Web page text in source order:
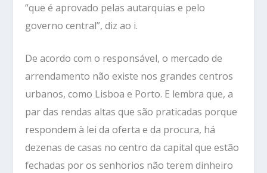
“que é aprovado pelas autarquias e pelo
governo central”, diz ao i.
De acordo com o responsável, o mercado de
arrendamento não existe nos grandes centros
urbanos, como Lisboa e Porto. E lembra que, a
par das rendas altas que são praticadas porque
respondem à lei da oferta e da procura, há
dezenas de casas no centro da capital que estão
fechadas por os senhorios não terem dinheiro